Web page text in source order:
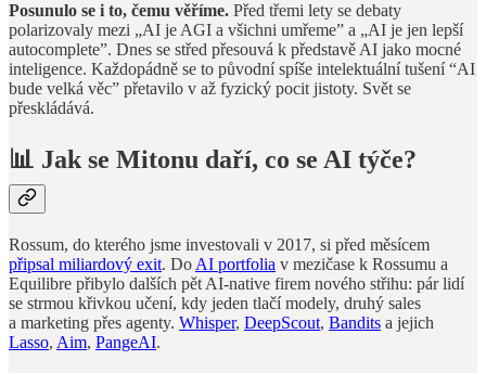
Posunulo se i to, čemu věříme. Před třemi lety se debaty
polarizovaly mezi „AI je AGI a všichni umřeme” a „AI je jen lepší
autocomplete”. Dnes se střed přesouvá k představě AI jako mocné
inteligence. Každopádně se to původní spíše intelektuální tušení “AI
bude velká věc” přetavilo v až fyzický pocit jistoty. Svět se
přeskládává.
📊 Jak se Mitonu daří, co se AI týče?
Rossum, do kterého jsme investovali v 2017, si před měsícem
připsal miliardový exit. Do AI portfolia v mezičase k Rossumu a
Equilibre přibylo dalších pět AI-native firem nového střihu: pár lidí
se strmou křivkou učení, kdy jeden tlačí modely, druhý sales
a marketing přes agenty. Whisper, DeepScout, Bandits a jejich
Lasso, Aim, PangeAI.